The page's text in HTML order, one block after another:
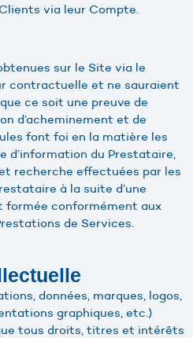
via leur Compte.
sur le Site via le
contractuelle et ne sauraient
ce soit une preuve de
d’acheminement et de
font foi en la matière les
d’information du Prestataire,
recherche effectuées par les
à la suite d’une
formée conformément aux
de Services.
données, marques, logos,
graphiques, etc.)
tous droits, titres et intérêts